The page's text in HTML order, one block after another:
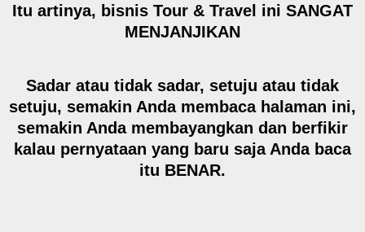
Itu artinya, bisnis Tour & Travel ini SANGAT
MENJANJIKAN
Sadar atau tidak sadar, setuju atau tidak
setuju, semakin Anda membaca halaman ini,
semakin Anda membayangkan dan berfikir
kalau pernyataan yang baru saja Anda baca
itu BENAR.